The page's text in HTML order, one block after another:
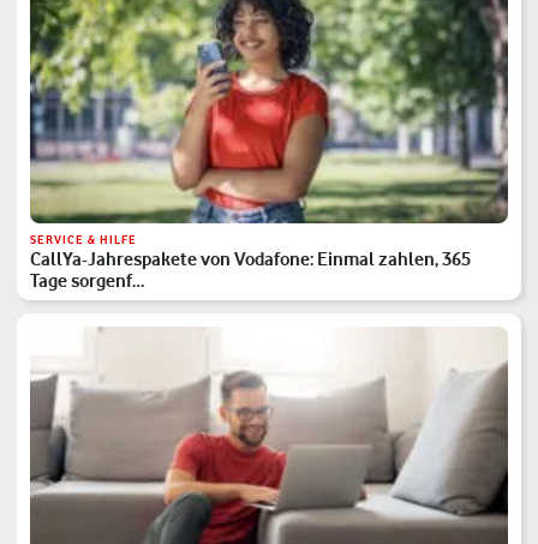
SERVICE & HILFE
CallYa-Jahrespakete von Vodafone: Einmal zahlen, 365
Tage sorgenf…